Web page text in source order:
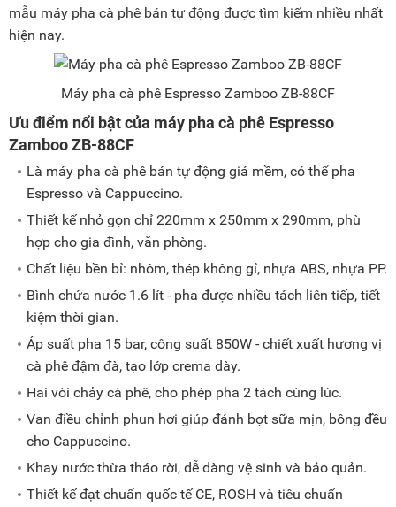
mẫu máy pha cà phê bán tự động được tìm kiếm nhiều nhất
hiện nay.
Máy pha cà phê Espresso Zamboo ZB-88CF
Ưu điểm nổi bật của máy pha cà phê Espresso
Zamboo ZB-88CF
Là máy pha cà phê bán tự động giá mềm, có thể pha
Espresso và Cappuccino.
Thiết kế nhỏ gọn chỉ 220mm x 250mm x 290mm, phù
hợp cho gia đình, văn phòng.
Chất liệu bền bỉ: nhôm, thép không gỉ, nhựa ABS, nhựa PP.
Bình chứa nước 1.6 lít - pha được nhiều tách liên tiếp, tiết
kiệm thời gian.
Áp suất pha 15 bar, công suất 850W - chiết xuất hương vị
cà phê đậm đà, tạo lớp crema dày.
Hai vòi chảy cà phê, cho phép pha 2 tách cùng lúc.
Van điều chỉnh phun hơi giúp đánh bọt sữa mịn, bông đều
cho Cappuccino.
Khay nước thừa tháo rời, dễ dàng vệ sinh và bảo quản.
Thiết kế đạt chuẩn quốc tế CE, ROSH và tiêu chuẩn